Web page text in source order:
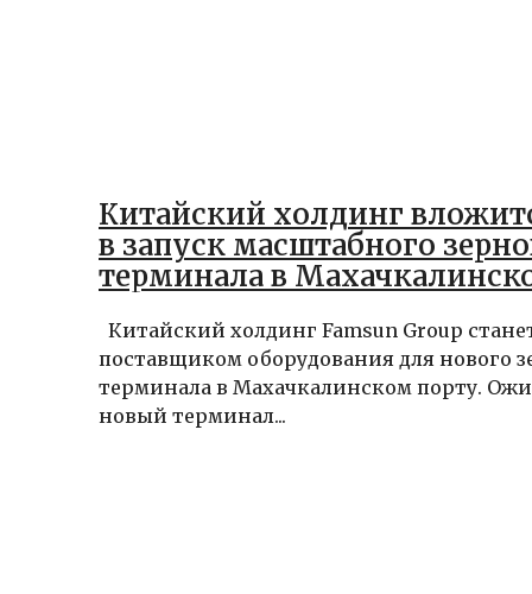
Китайский холдинг
в запуск масштабного
терминала в
Китайский холдинг Famsun Group
поставщиком оборудования для нового
терминала в Махачкалинском порту.
новый терминал...